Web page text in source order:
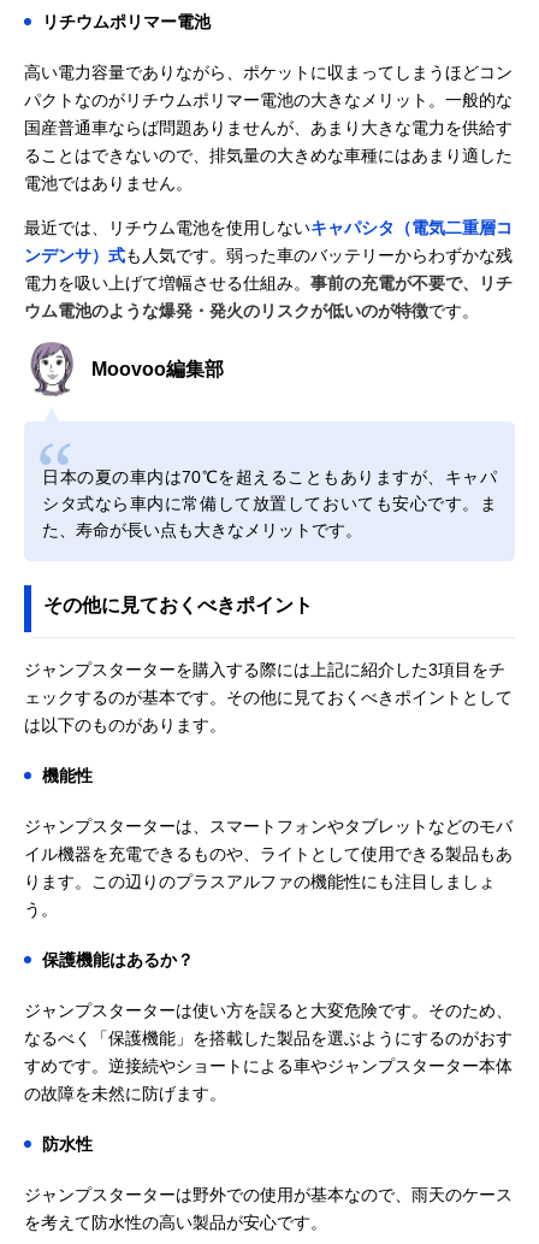
リチウムポリマー電池
高い電力容量でありながら、ポケットに収まってしまうほどコン
パクトなのがリチウムポリマー電池の大きなメリット。一般的な
国産普通車ならば問題ありませんが、あまり大きな電力を供給す
ることはできないので、排気量の大きめな車種にはあまり適した
電池ではありません。
最近では、リチウム電池を使用しないキャパシタ（電気二重層コ
ンデンサ）式も人気です。弱った車のバッテリーからわずかな残
電力を吸い上げて増幅させる仕組み。 事前の充電が不要で、リチ
ウム電池のような爆発・発火のリスクが低いのが特徴です。
Moovoo編集部
日本の夏の車内は70℃を超えることもありますが、キャパ
シタ式なら車内に常備して放置しておいても安心です。ま
た、寿命が長い点も大きなメリットです。
その他に見ておくべきポイント
ジャンプスターターを購入する際には上記に紹介した3項目をチ
ェックするのが基本です。その他に見ておくべきポイントとして
は以下のものがあります。
機能性
ジャンプスターターは、スマートフォンやタブレットなどのモバ
イル機器を充電できるものや、ライトとして使用できる製品もあ
ります。この辺りのプラスアルファの機能性にも注目しましょ
う。
保護機能はあるか？
ジャンプスターターは使い方を誤ると大変危険です。そのため、
なるべく「保護機能」を搭載した製品を選ぶようにするのがおす
すめです。逆接続やショートによる車やジャンプスターター本体
の故障を未然に防げます。
防水性
ジャンプスターターは野外での使用が基本なので、雨天のケース
を考えて防水性の高い製品が安心です。